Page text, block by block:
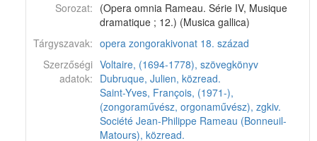
Sorozat: (Opera omnia Rameau. Série IV, Musique
dramatique ; 12.) (Musica gallica)
Tárgyszavak: opera zongorakivonat 18. század
Szerzőségi
adatok:
Voltaire, (1694-1778), szövegkönyv
Dubruque, Julien, közread.
Saint-Yves, François, (1971-),
(zongoraművész, orgonaművész), zgkiv.
Société Jean-Philippe Rameau (Bonneuil-
Matours), közread.